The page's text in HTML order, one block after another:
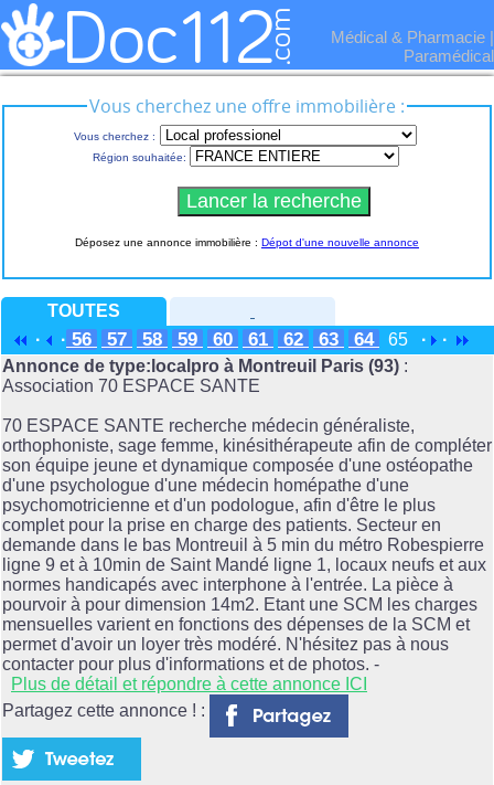
Médical & Pharmacie |
Paramédical
Vous cherchez une offre immobilière :
Vous cherchez :
Région souhaitée:
Déposez une annonce immobilière : Dépot d'une nouvelle annonce
TOUTES
·
· 56 57 58 59 60 61 62 63 64 65 ·
·
Annonce de type:localpro à Montreuil Paris (93) :
Association 70 ESPACE SANTE
70 ESPACE SANTE recherche médecin généraliste,
orthophoniste, sage femme, kinésithérapeute afin de compléter
son équipe jeune et dynamique composée d'une ostéopathe
d'une psychologue d'une médecin homépathe d'une
psychomotricienne et d'un podologue, afin d'être le plus
complet pour la prise en charge des patients. Secteur en
demande dans le bas Montreuil à 5 min du métro Robespierre
ligne 9 et à 10min de Saint Mandé ligne 1, locaux neufs et aux
normes handicapés avec interphone à l'entrée. La pièce à
pourvoir à pour dimension 14m2. Etant une SCM les charges
mensuelles varient en fonctions des dépenses de la SCM et
permet d'avoir un loyer très modéré. N'hésitez pas à nous
contacter pour plus d'informations et de photos. -
Plus de détail et répondre à cette annonce ICI
Partagez cette annonce ! :